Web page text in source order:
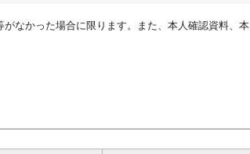
なかった場合に限ります。また、本人確認資料、本